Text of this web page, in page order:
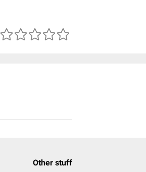
Other stuff